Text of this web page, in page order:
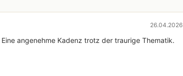
26.04.2026
angenehme Kadenz trotz der traurige Thematik.